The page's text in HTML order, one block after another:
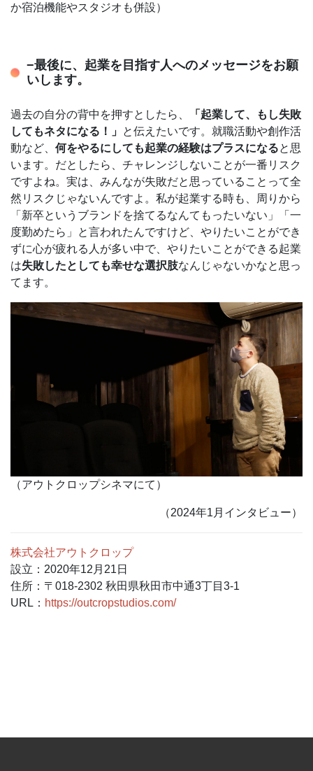
か宿泊機能やスタジオも併設）
−最後に、起業を目指す人へのメッセージをお願
いします。
過去の自分の背中を押すとしたら、
「起業して、もし失敗
してもネタになる！」 と伝えたいです。就職活動や創作活
動など、 何をやるにしても起業の経験はプラスになると思
います。だとしたら、チャレンジしないことが一番リスク
ですよね。実は、みんなが失敗だと思っていることって全
然リスクじゃないんですよ。私が起業する時も、周りから
「新卒というブランドを捨てるなんてもったいない」「一
度勤めたら」と言われたんですけど、やりたいことができ
ずに心が疲れる人が多い中で、やりたいことができる起業
は失敗したとしても幸せな選択肢なんじゃないかなと思っ
てます。
（アウトクロップシネマにて）
（2024年1月インタビュー）
株式会社アウトクロップ
設立：2020年12月21日
住所：〒018-2302 秋田県秋田市中通3丁目3-1
URL： https://outcropstudios.com/